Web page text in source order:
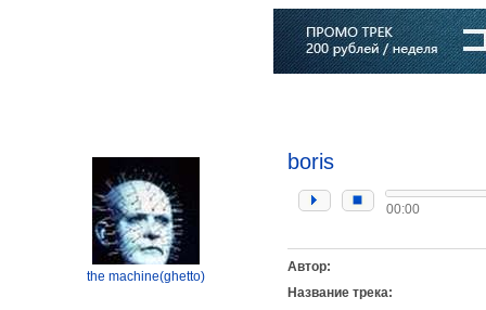
the machine(ghetto)
boris
00:00
Автор:
Название трека: